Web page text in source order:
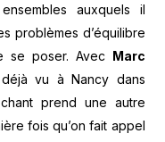
auxquels il
problèmes d’équilibre
se poser. Avec Marc
déjà vu à Nancy dans
prend une autre
fois qu’on fait appel